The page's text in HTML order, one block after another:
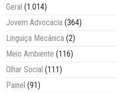
Geral (1.014)
Jovem Advocacia (364)
Linguiça Mecânica (2)
Meio Ambiente (116)
Olhar Social (111)
Painel (91)